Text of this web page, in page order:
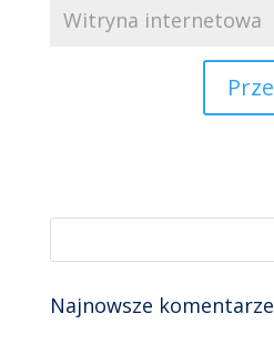
Najnowsze komentarze